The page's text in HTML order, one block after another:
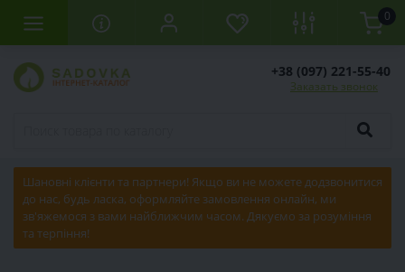
0
+38 (097) 221-55-40
Заказать звонок
Шановні клієнти та партнери! Якщо ви не можете додзвонитися
до нас, будь ласка, оформляйте замовлення онлайн, ми
зв'яжемося з вами найближчим часом. Дякуємо за розуміння
та терпіння!